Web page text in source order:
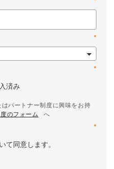
*
*
済み
パートナー制度に興味をお持
のフォーム
へ
*
て同意します。